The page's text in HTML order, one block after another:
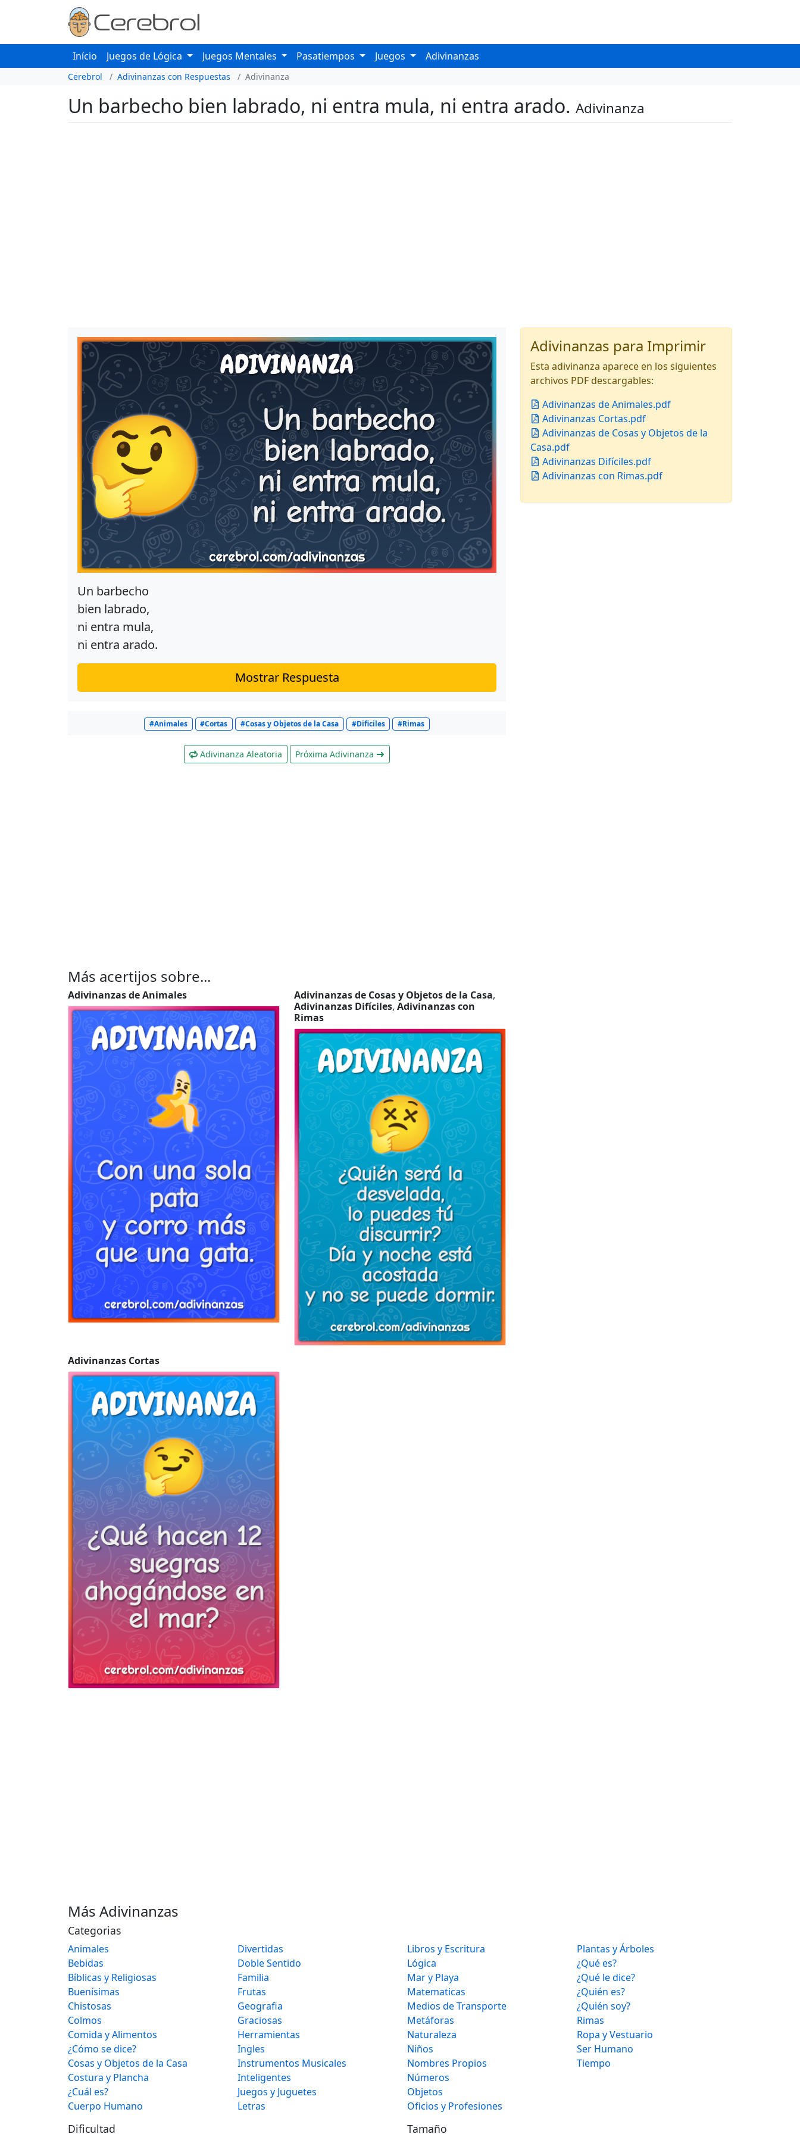
Início Juegos de Lógica Juegos Mentales Pasatiempos Juegos Adivinanzas
Cerebrol Adivinanzas con Respuestas Adivinanza
Un barbecho bien labrado, ni entra mula, ni entra arado. Adivinanza
Un barbecho
bien labrado,
ni entra mula,
ni entra arado.
Mostrar Respuesta
#Animales #Cortas #Cosas y Objetos de la Casa #Dificiles #Rimas
Adivinanza Aleatoria Próxima Adivinanza
Adivinanzas para Imprimir
Esta adivinanza aparece en los siguientes
archivos PDF descargables:
Adivinanzas de Animales.pdf
Adivinanzas Cortas.pdf
Adivinanzas de Cosas y Objetos de la
Casa.pdf
Adivinanzas Difíciles.pdf
Adivinanzas con Rimas.pdf
Más acertijos sobre...
Adivinanzas de Animales Adivinanzas de Cosas y Objetos de la Casa,
Adivinanzas Difíciles, Adivinanzas con
Rimas
Adivinanzas Cortas
Más Adivinanzas
Categorias
Animales
Bebidas
Bíblicas y Religiosas
Buenísimas
Chistosas
Colmos
Comida y Alimentos
¿Cómo se dice?
Cosas y Objetos de la Casa
Costura y Plancha
¿Cuál es?
Cuerpo Humano
Divertidas
Doble Sentido
Familia
Frutas
Geografia
Graciosas
Herramientas
Ingles
Instrumentos Musicales
Inteligentes
Juegos y Juguetes
Letras
Libros y Escritura
Lógica
Mar y Playa
Matematicas
Medios de Transporte
Metáforas
Naturaleza
Niños
Nombres Propios
Números
Objetos
Oficios y Profesiones
Plantas y Árboles
¿Qué es?
¿Qué le dice?
¿Quién es?
¿Quién soy?
Rimas
Ropa y Vestuario
Ser Humano
Tiempo
Dificultad Tamaño